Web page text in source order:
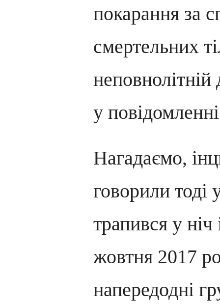
покарання за
смертельних
неповнолітній
у
Нагадаємо,
говорили тоді
трапився у ніч
жовтня 2017
напередодні